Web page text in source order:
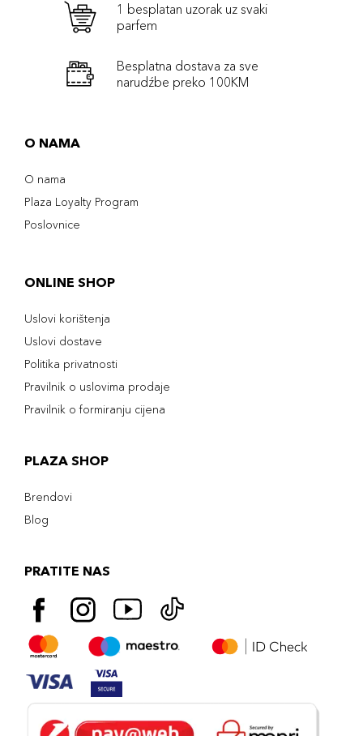
1 besplatan uzorak uz svaki
parfem
Besplatna dostava za sve
narudźbe preko 100KM
O NAMA
O nama
Plaza Loyalty Program
Poslovnice
ONLINE SHOP
Uslovi korištenja
Uslovi dostave
Politika privatnosti
Pravilnik o uslovima prodaje
Pravilnik o formiranju cijena
PLAZA SHOP
Brendovi
Blog
PRATITE NAS